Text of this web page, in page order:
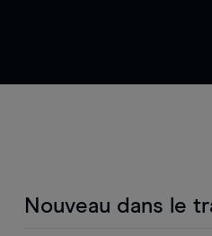
Nouveau dans le